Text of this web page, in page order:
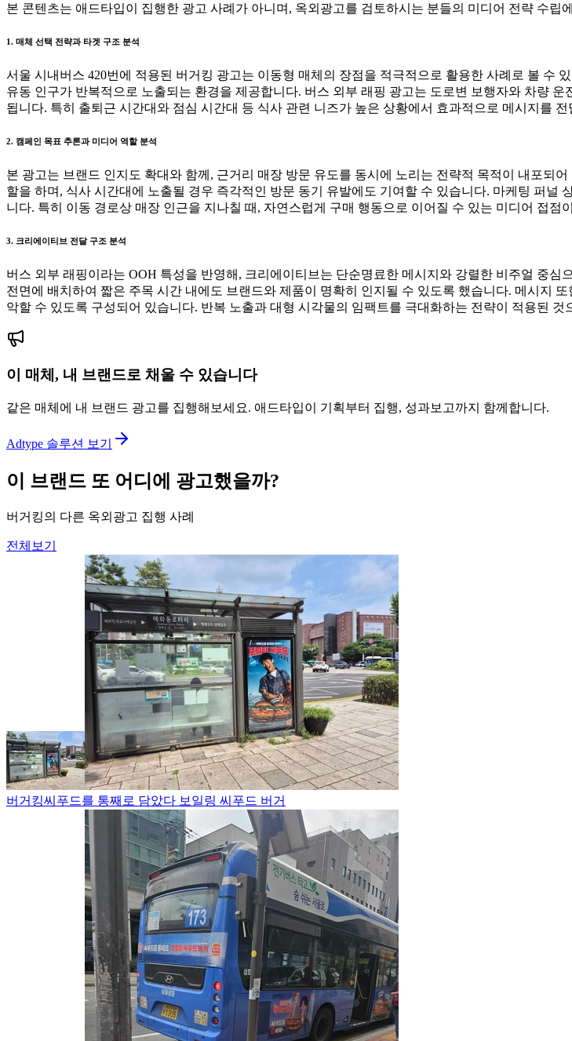
본 콘텐츠는 애드타입이 집행한 광고 사례가 아니며, 옥외광고를 검토하시는 분들의 미디어 전략 수립
1. 매체 선택 전략과 타겟 구조 분석
서울 시내버스 420번에 적용된 버거킹 광고는 이동형 매체의 장점을 적극적으로 활용한 사례로 볼 수
유동 인구가 반복적으로 노출되는 환경을 제공합니다. 버스 외부 래핑 광고는 도로변 보행자와 차량
됩니다. 특히 출퇴근 시간대와 점심 시간대 등 식사 관련 니즈가 높은 상황에서 효과적으로 메시지를
2. 캠페인 목표 추론과 미디어 역할 분석
본 광고는 브랜드 인지도 확대와 함께, 근거리 매장 방문 유도를 동시에 노리는 전략적 목적이 내포되
할을 하며, 식사 시간대에 노출될 경우 즉각적인 방문 동기 유발에도 기여할 수 있습니다. 마케팅 퍼
니다. 특히 이동 경로상 매장 인근을 지나칠 때, 자연스럽게 구매 행동으로 이어질 수 있는 미디어 접점
3. 크리에이티브 전달 구조 분석
버스 외부 래핑이라는 OOH 특성을 반영해, 크리에이티브는 단순명료한 메시지와 강렬한 비주얼 중
전면에 배치하여 짧은 주목 시간 내에도 브랜드와 제품이 명확히 인지될 수 있도록 했습니다. 메시지
악할 수 있도록 구성되어 있습니다. 반복 노출과 대형 시각물의 임팩트를 극대화하는 전략이 적용된 것
이 매체, 내 브랜드로 채울 수 있습니다
같은 매체에 내 브랜드 광고를 집행해보세요. 애드타입이 기획부터 집행, 성과보고까지 함께합니다.
Adtype 솔루션 보기
이 브랜드 또 어디에 광고했을까?
버거킹의 다른 옥외광고 집행 사례
전체보기
버거킹씨푸드를 통째로 담았다 보일링 씨푸드 버거